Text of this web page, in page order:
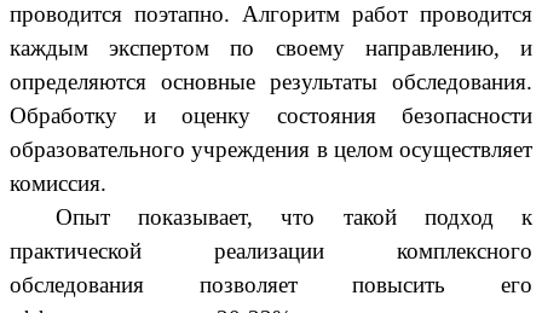
проводится поэтапно. Алгоритм работ проводится
каждым экспертом по своему направлению, и
определяются основные результаты обследования.
Обработку и оценку состояния безопасности
образовательного учреждения в целом осуществляет
комиссия.
Опыт показывает, что такой подход к
практической реализации комплексного
обследования позволяет повысить его